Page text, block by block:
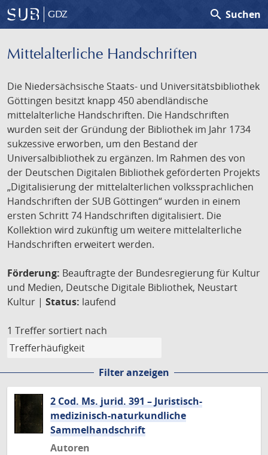
GDZ search Suchen
Mittelalterliche Handschriften
Die Niedersächsische Staats- und Universitätsbibliothek
Göttingen besitzt knapp 450 abendländische
mittelalterliche Handschriften. Die Handschriften
wurden seit der Gründung der Bibliothek im Jahr 1734
sukzessive erworben, um den Bestand der
Universalbibliothek zu ergänzen. Im Rahmen des von
der Deutschen Digitalen Bibliothek geförderten Projekts
„Digitalisierung der mittelalterlichen volkssprachlichen
Handschriften der SUB Göttingen“ wurden in einem
ersten Schritt 74 Handschriften digitalisiert. Die
Kollektion wird zukünftig um weitere mittelalterliche
Handschriften erweitert werden.
Förderung: Beauftragte der Bundesregierung für Kultur
und Medien, Deutsche Digitale Bibliothek, Neustart
Kultur | Status: laufend
1 Treffer sortiert nach
Filter anzeigen
2 Cod. Ms. jurid. 391 – Juristisch-
medizinisch-naturkundliche
Sammelhandschrift
Autoren